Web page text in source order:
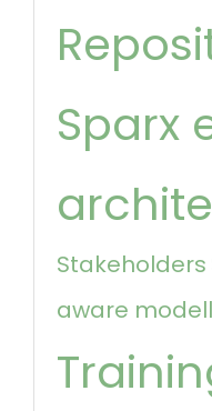
Sparx
Stakeholders
aware